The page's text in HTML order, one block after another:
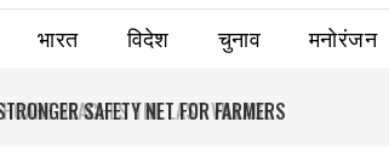
भारत विदेश चुनाव मनोरंजन
SAFETY NET FOR FARMERS